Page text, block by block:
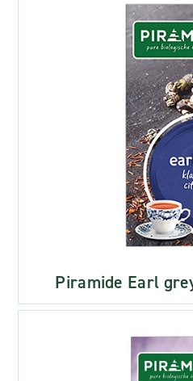
Piramide Earl